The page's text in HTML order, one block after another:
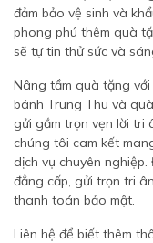
đảm bảo vệ sinh và
phong phú thêm quà
sẽ tự tin thử sức và
Nâng tầm quà tặng với
bánh Trung Thu và
gửi gắm trọn vẹn lời tri
chúng tôi cam kết
dịch vụ chuyên
đẳng cấp, gửi trọn tri
thanh toán bảo mật.
Liên hệ để biết thêm